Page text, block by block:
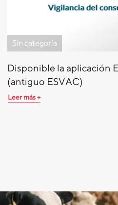
Sin categoría
Disponible la aplicación
(antiguo ESVAC)
Leer más +